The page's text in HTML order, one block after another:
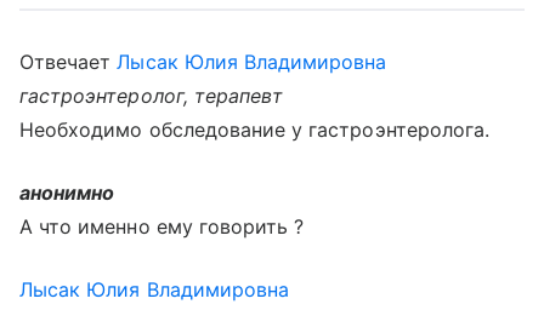
ОтвечаетЛысак Юлия Владимировна
гастроэнтеролог, терапевт
Необходимо обследование у гастроэнтеролога.
анонимно
А что именно ему говорить ?
Лысак Юлия Владимировна